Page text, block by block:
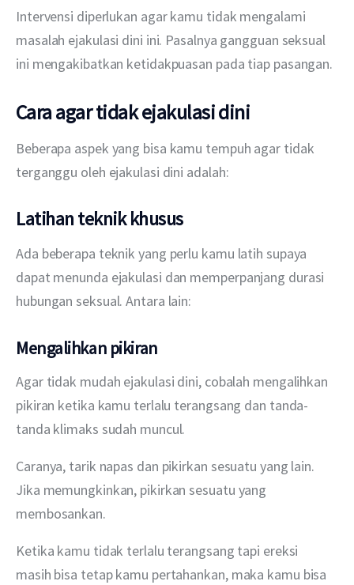
Intervensi diperlukan agar kamu tidak mengalami
masalah ejakulasi dini ini. Pasalnya gangguan seksual
ini mengakibatkan ketidakpuasan pada tiap pasangan.
Cara agar tidak ejakulasi dini
Beberapa aspek yang bisa kamu tempuh agar tidak
terganggu oleh ejakulasi dini adalah:
Latihan teknik khusus
Ada beberapa teknik yang perlu kamu latih supaya
dapat menunda ejakulasi dan memperpanjang durasi
hubungan seksual. Antara lain:
Mengalihkan pikiran
Agar tidak mudah ejakulasi dini, cobalah mengalihkan
pikiran ketika kamu terlalu terangsang dan tanda-
tanda klimaks sudah muncul.
Caranya, tarik napas dan pikirkan sesuatu yang lain.
Jika memungkinkan, pikirkan sesuatu yang
membosankan.
Ketika kamu tidak terlalu terangsang tapi ereksi
masih bisa tetap kamu pertahankan, maka kamu bisa